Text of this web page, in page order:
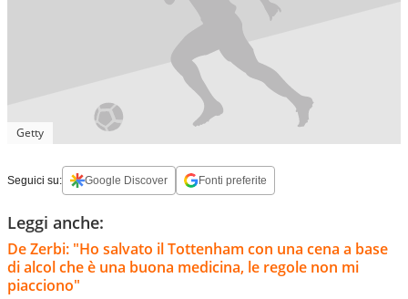
Getty
Seguici su: Google Discover Fonti preferite
Leggi anche:
De Zerbi: "Ho salvato il Tottenham con una cena a base
di alcol che è una buona medicina, le regole non mi
piacciono"